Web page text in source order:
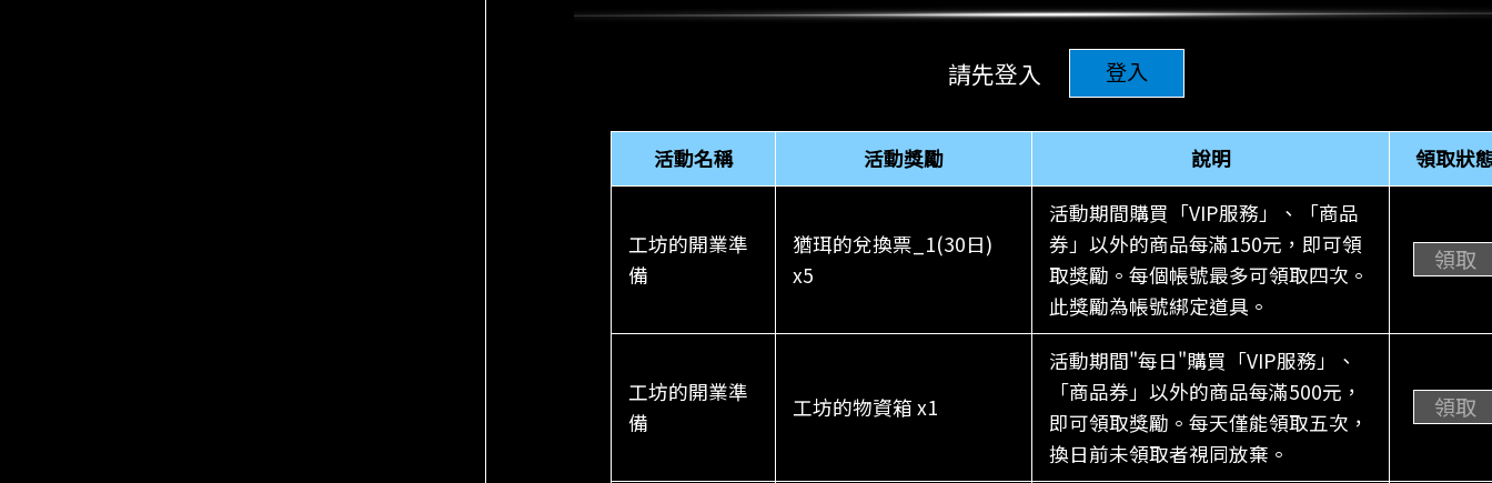
請先登入 登入
活動名稱 活動獎勵 說明 領取狀
工坊的開業準
備
猶珥的兌換票_1(30日)
x5
活動期間購買「VIP服務」、「商品
券」以外的商品每滿150元，即可領
取獎勵。每個帳號最多可領取四次。
此獎勵為帳號綁定道具。
領取
工坊的開業準
備
工坊的物資箱 x1
活動期間"每日"購買「VIP服務」、
「商品券」以外的商品每滿500元，
即可領取獎勵。每天僅能領取五次，
換日前未領取者視同放棄。
領取